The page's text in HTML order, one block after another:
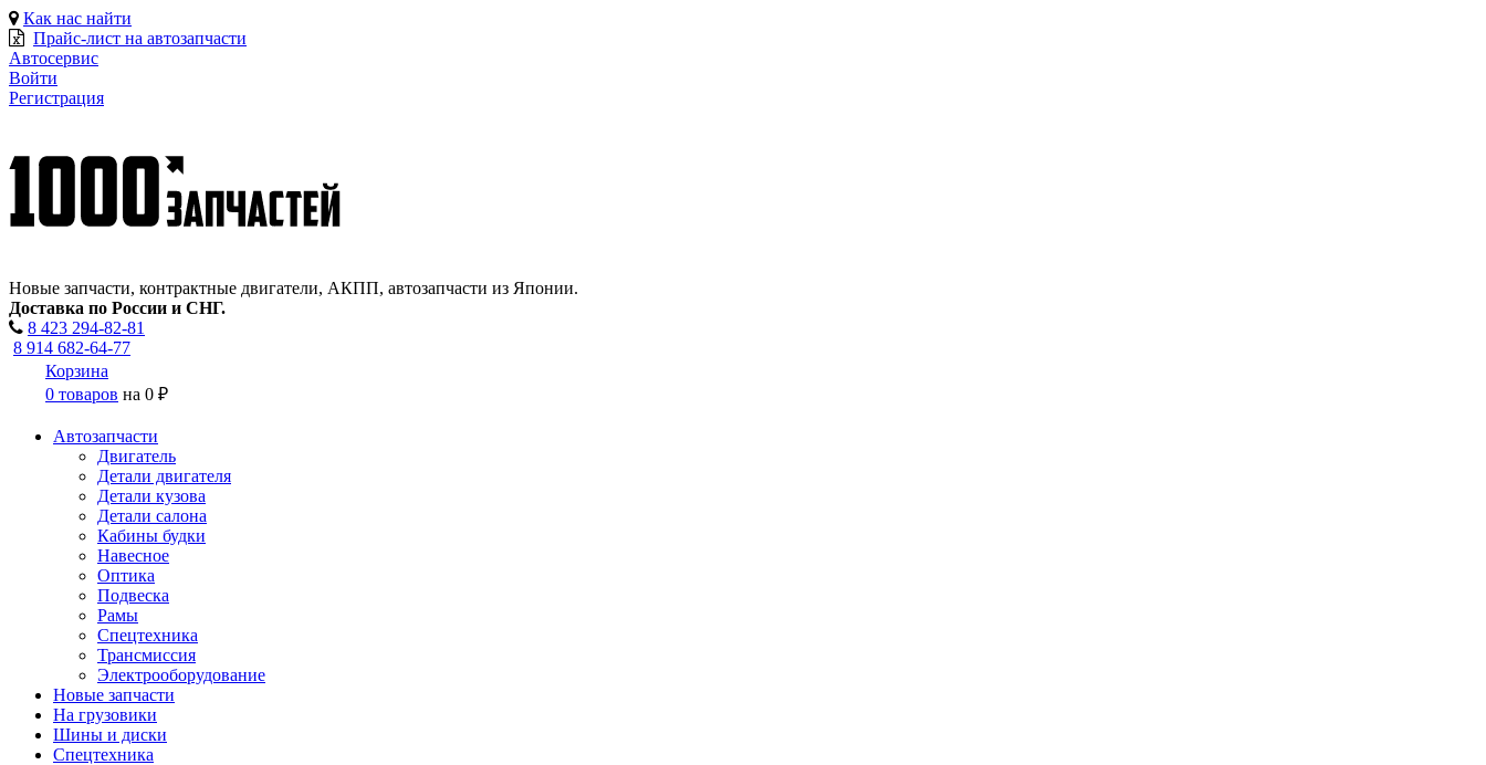
Как нас найти
Прайс-лист на автозапчасти
Автосервис
Войти
Регистрация
Новые запчасти, контрактные двигатели, АКПП, автозапчасти из Японии.
Доставка по России и СНГ.
8 423 294-82-81
8 914 682-64-77
Корзина
0 товаров на 0 ₽
Автозапчасти
Двигатель
Детали двигателя
Детали кузова
Детали салона
Кабины будки
Навесное
Оптика
Подвеска
Рамы
Спецтехника
Трансмиссия
Электрооборудование
Новые запчасти
На грузовики
Шины и диски
Спецтехника